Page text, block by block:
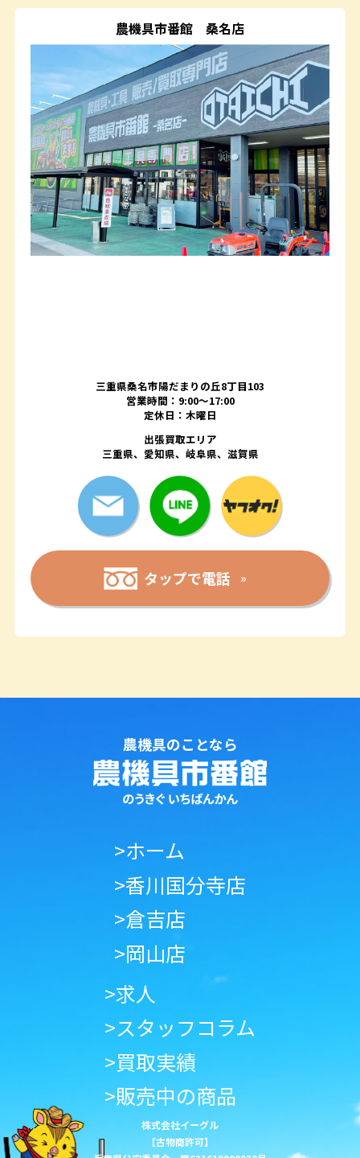
農機具市番館 桑名店
三重県桑名市陽だまりの丘8丁目103
営業時間：9:00〜17:00
定休日：木曜日
出張買取エリア
三重県、愛知県、岐阜県、滋賀県
タップで電話
農機具のことなら
>ホーム
>香川国分寺店
>倉吉店
>岡山店
>求人
>スタッフコラム
>買取実績
>販売中の商品
株式会社イーグル
【古物商許可】